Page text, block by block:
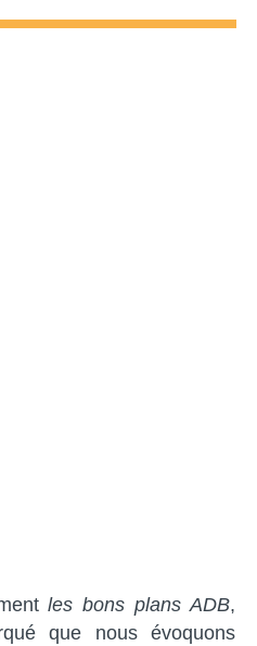
les bons plans ADB,
que nous évoquons